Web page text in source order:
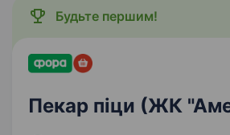
Працюємо, щоб завжди…
Будьте першим!
Пекар піци (ЖК